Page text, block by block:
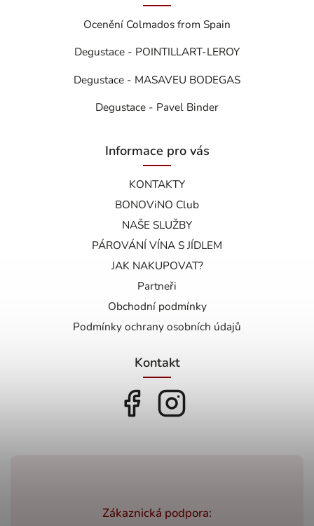
Zákaznická podpora:
Ocenění Colmados from Spain
Degustace - POINTILLART-LEROY
Degustace - MASAVEU BODEGAS
Degustace - Pavel Binder
Informace pro vás
KONTAKTY
BONOViNO Club
NAŠE SLUŽBY
PÁROVÁNÍ VÍNA S JÍDLEM
JAK NAKUPOVAT?
Partneři
Obchodní podmínky
Podmínky ochrany osobních údajů
Kontakt